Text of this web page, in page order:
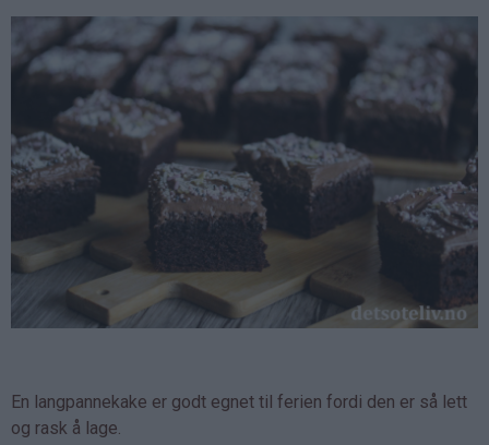
En langpannekake er godt egnet til ferien fordi den er så lett
og rask å lage.